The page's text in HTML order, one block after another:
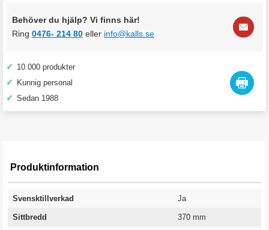
Behöver du hjälp? Vi finns här!
Ring 0476- 214 80 eller info@kalls.se
✓ 10 000 produkter
✓ Kunnig personal
✓ Sedan 1988
Produktinformation
Svensktillverkad Ja
Sittbredd 370 mm